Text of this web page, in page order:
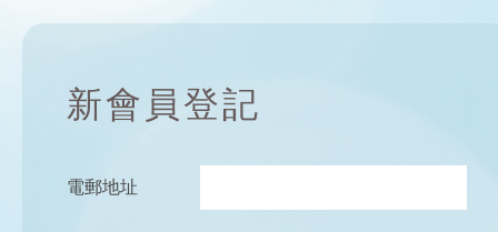
新會員登記
電郵地址